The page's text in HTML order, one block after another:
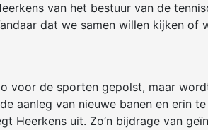
van het bestuur van de
dat we samen willen kijken of
voor de sporten gepolst, maar
aanleg van nieuwe banen en erin
Heerkens uit. Zo’n bijdrage van